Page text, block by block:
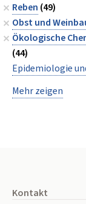
Reben (49)
Obst und
Ökologische
(44)
Epidemiologie
Mehr zeigen
Kontakt